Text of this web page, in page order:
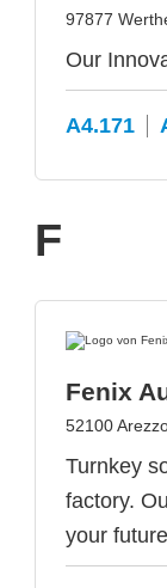
97877
Our
A4.171
F
Fenix
52100
Turnkey
factory.
your future